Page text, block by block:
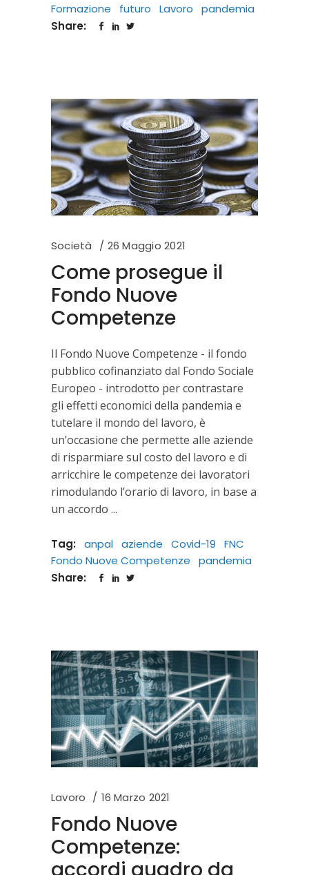
Formazione
futuro Lavoro
pandemia
Share:
Società 26 Maggio 2021
Come prosegue il
Fondo Nuove
Competenze
Il Fondo Nuove Competenze - il fondo
pubblico cofinanziato dal Fondo Sociale
Europeo - introdotto per contrastare
gli effetti economici della pandemia e
tutelare il mondo del lavoro, è
un’occasione che permette alle aziende
di risparmiare sul costo del lavoro e di
arricchire le competenze dei lavoratori
rimodulando l’orario di lavoro, in base a
un accordo
Tag: anpal aziende Covid-19
FNC
Fondo Nuove Competenze
pandemia
Share:
Lavoro 16 Marzo 2021
Fondo Nuove
Competenze: